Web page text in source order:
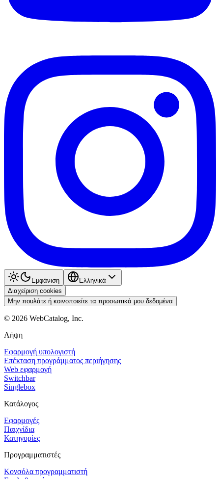
Εμφάνιση
Ελληνικά
Διαχείριση cookies
Μην πουλάτε ή κοινοποιείτε τα προσωπικά μου δεδομένα
© 2026 WebCatalog, Inc.
Λήψη
Εφαρμογή υπολογιστή
Επέκταση προγράμματος περιήγησης
Web εφαρμογή
Switchbar
Singlebox
Κατάλογος
Εφαρμογές
Παιχνίδια
Κατηγορίες
Προγραμματιστές
Κονσόλα προγραμματιστή